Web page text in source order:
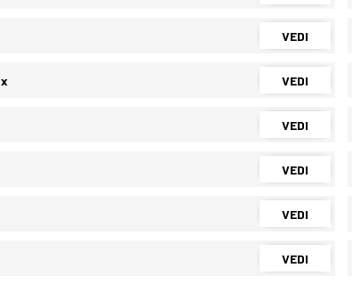
VEDI
VEDI
VEDI
VEDI
VEDI
VEDI